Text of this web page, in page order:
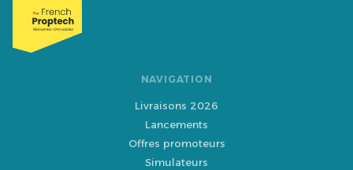
NAVIGATION
Livraisons 2026
Lancements
Offres promoteurs
Simulateurs